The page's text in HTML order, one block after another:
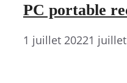
PC portable
1 juillet 20221